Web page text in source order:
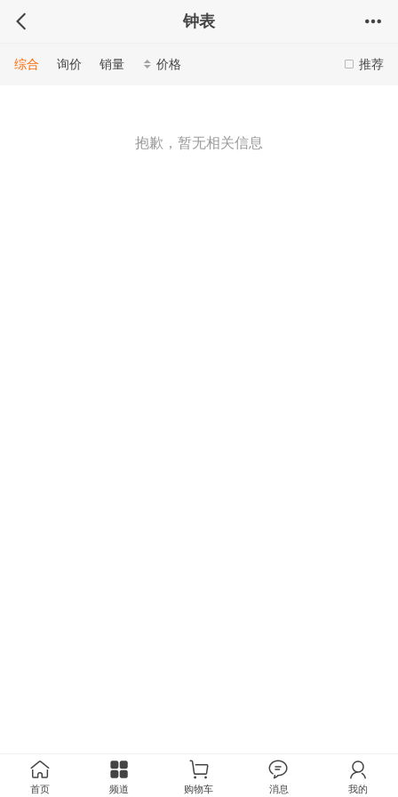
钟表
推荐
综合 询价 销量 价格
抱歉，暂无相关信息
首页 频道 购物车 消息 我的